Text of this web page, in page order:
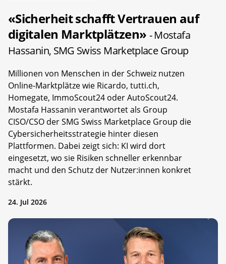
«Sicherheit schafft Vertrauen auf
digitalen Marktplätzen» - Mostafa
Hassanin, SMG Swiss Marketplace Group
Millionen von Menschen in der Schweiz nutzen
Online-Marktplätze wie Ricardo, tutti.ch,
Homegate, ImmoScout24 oder AutoScout24.
Mostafa Hassanin verantwortet als Group
CISO/CSO der SMG Swiss Marketplace Group die
Cybersicherheitsstrategie hinter diesen
Plattformen. Dabei zeigt sich: KI wird dort
eingesetzt, wo sie Risiken schneller erkennbar
macht und den Schutz der Nutzer:innen konkret
stärkt.
24. Jul 2026